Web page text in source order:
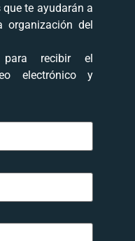
te ayudarán a
organización del
recibir el
electrónico y